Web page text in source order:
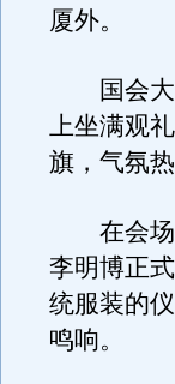
厦外。
国会大
上坐满观
旗，气氛热
在会场
李明博正
统服装的
鸣响。